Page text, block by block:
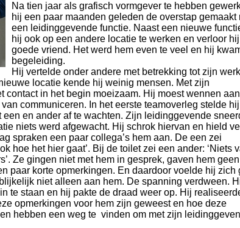
Na tien jaar als grafisch vormgever te hebben
hij een paar maanden geleden de overstap gemaakt
een leidinggevende functie. Naast een nieuwe
hij ook op een andere locatie te werken en verloor
goede vriend. Het werd hem even te veel en hij
begeleiding.
Hij vertelde onder andere met betrekking tot zijn
locatie kende hij weinig mensen. Met zijn
contact in het begin moeizaam. Hij moest wennen
communiceren. In het eerste teamoverleg stelde
een en ander af te wachten. Zijn leidinggevende
niets werd afgewacht. Hij schrok hiervan en hield
spraken een paar collega’s hem aan. De een zei
hoe het hier gaat’. Bij de toilet zei een ander: ‘Niets
Ze gingen niet met hem in gesprek, gaven hem geen
paar korte opmerkingen. En daardoor voelde hij zich
niet alleen aan hem. De spanning verdween.
te staan en hij pakte de draad weer op. Hij
opmerkingen voor hem zijn geweest en hoe deze
hebben een weg te vinden om met zijn